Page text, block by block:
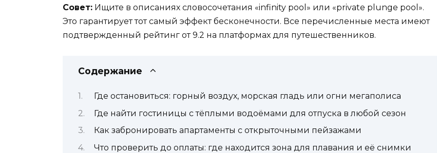
Совет: Ищите в описаниях словосочетания «infinity pool» или «private plunge pool».
Это гарантирует тот самый эффект бесконечности. Все перечисленные места имеют
подтвержденный рейтинг от 9.2 на платформах для путешественников.
Содержание
Где остановиться: горный воздух, морская гладь или огни мегаполиса
Где найти гостиницы с тёплыми водоёмами для отпуска в любой сезон
Как забронировать апартаменты с открыточными пейзажами
Что проверить до оплаты: где находится зона для плавания и её снимки